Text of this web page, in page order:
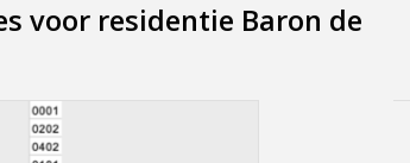
voor residentie Baron de